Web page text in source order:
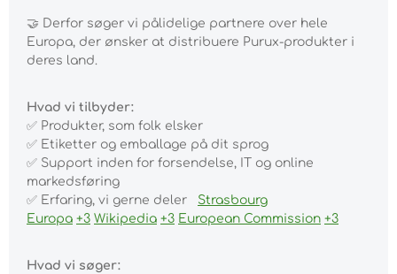
🤝 Derfor søger vi pålidelige partnere over hele
Europa, der ønsker at distribuere Purux-produkter i
deres land.
Hvad vi tilbyder:
✅ Produkter, som folk elsker
✅ Etiketter og emballage på dit sprog
✅ Support inden for forsendelse, IT og online
markedsføring
✅ Erfaring, vi gerne deler
Strasbourg
Europa +3 Wikipedia +3 European Commission +3
Hvad vi søger: